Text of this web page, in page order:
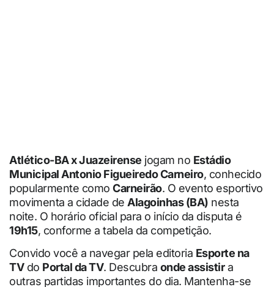
Atlético-BA x Juazeirense jogam no Estádio
Municipal Antonio Figueiredo Carneiro, conhecido
popularmente como Carneirão. O evento esportivo
movimenta a cidade de Alagoinhas (BA) nesta
noite. O horário oficial para o início da disputa é
19h15, conforme a tabela da competição.
Convido você a navegar pela editoria Esporte na
TVdo Portal da TV. Descubra onde assistira
outras partidas importantes do dia. Mantenha-se